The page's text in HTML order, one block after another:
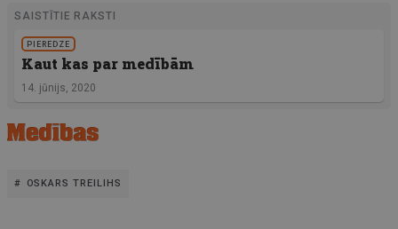
SAISTĪTIE RAKSTI
PIEREDZE
Kaut kas par medībām
14. jūnijs, 2020
OSKARS TREILIHS